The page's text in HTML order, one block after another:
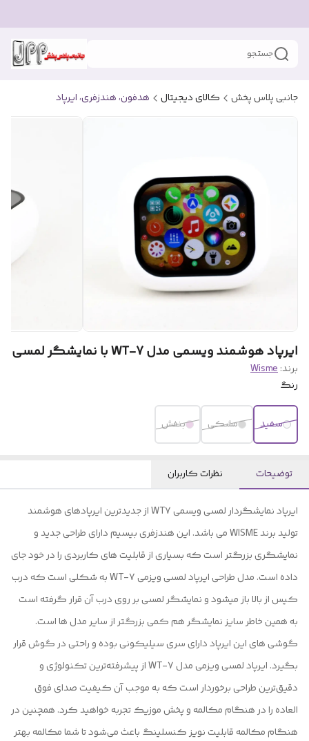
جستجو
جانبی پلاس پخش کالای دیجیتال هدفون، هندزفری، ایرپاد
ایرپاد هوشمند ویسمی مدل WT-7 با نمایشگر لمسی
برند:Wisme
رنگ
سفید مشکی بنفش
توضیحات نظرات کاربران
ایرپاد نمایشگردار لمسی ویسمی WT7 از جدیدترین ایرپادهای هوشمند
تولید برند WISME می باشد. این هندزفری بیسیم دارای طراحی جدید و
نمایشگری بزرگتر است که بسیاری از قابلیت های کاربردی را در خود جای
داده است. مدل طراحی ایرپاد لمسی ویزمی WT-7 به شکلی است که درب
کیس از بالا باز میشود و نمایشگر لمسی بر روی درب آن قرار گرفته است
به همین خاطر سایز نمایشگر هم کمی بزرگتر از سایر مدل ها است.
گوشی های این ایرپاد دارای‌ سری سیلیکونی بوده و راحتی در گوش قرار
بگیرد. ایرپاد لمسی ویزمی مدل WT-7 از پیشرفته‌ترین تکنولوژی و
دقیق‌ترین طراحی برخوردار است که به موجب آن کیفیت صدای فوق
العاده را در هنگام مکالمه و پخش موزیک تجربه خواهید کرد. همچنین در
هنگام مکالمه قابلیت نویز کنسلینگ باعث می‌شود تا شما مکالمه بهتر